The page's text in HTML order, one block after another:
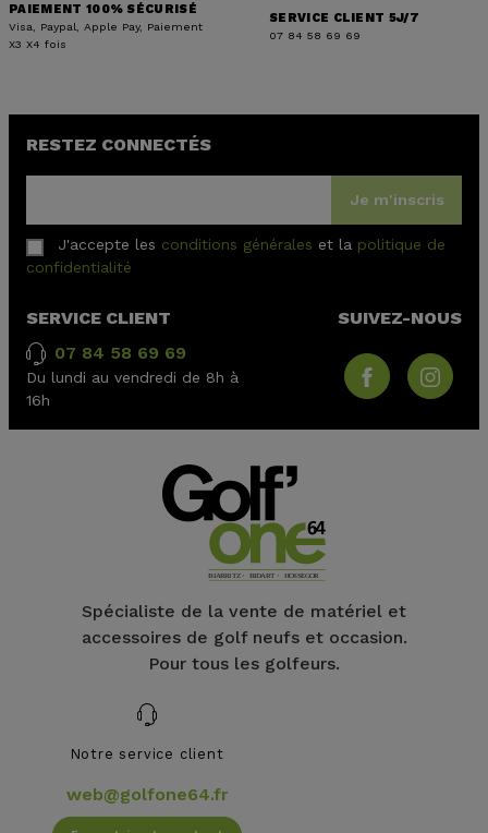
PAIEMENT 100% SÉCURISÉ
Visa, Paypal, Apple Pay, Paiement
X3 X4 fois
SERVICE CLIENT 5J/7
07 84 58 69 69
RESTEZ CONNECTÉS
Je m'inscris
J'accepte les conditions générales et la politique de
confidentialité
SERVICE CLIENT
07 84 58 69 69
Du lundi au vendredi de 8h à
16h
SUIVEZ-NOUS
Spécialiste de la vente de matériel et
accessoires de golf neufs et occasion.
Pour tous les golfeurs.
Notre service client
web@golfone64.fr